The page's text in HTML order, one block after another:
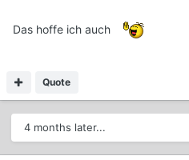
Das hoffe ich auch
Quote
4 months later...